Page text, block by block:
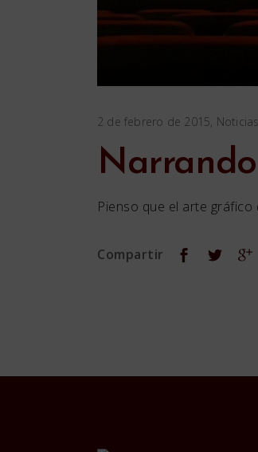
2 de febrero de 2015 Noticias
Pienso que el arte